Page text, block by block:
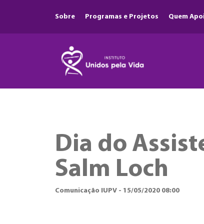
Sobre Programas e Projetos Quem
Dia do
Salm Loch
Comunicação IUPV - 15/05/2020 08:00